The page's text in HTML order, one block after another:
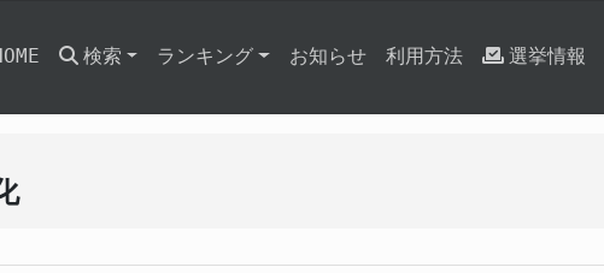
検索 ランキング お知らせ 利用方法 選挙情報